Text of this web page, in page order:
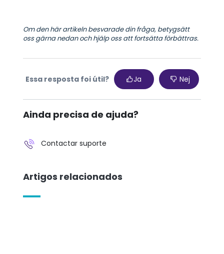
Om den här artikeln besvarade din fråga, betygsätt
oss gärna nedan och hjälp oss att fortsätta förbättras.
Essa resposta foi útil? Ja Nej
Ainda precisa de ajuda?
Contactar suporte
Artigos relacionados